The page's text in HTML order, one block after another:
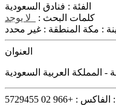
الفئة : فنادق السعودية
كلمات البحث :
لا يوجد
: مكة المنطقة : غير محدد
العنوان
- المملكة العربية السعودية
الفاكس : +966 02 5729455